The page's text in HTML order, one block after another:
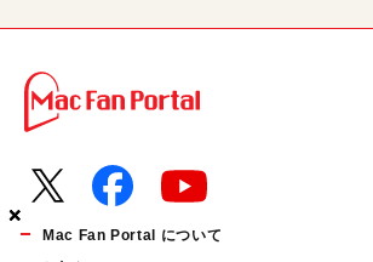
×
×
×
Mac Fan Portal について